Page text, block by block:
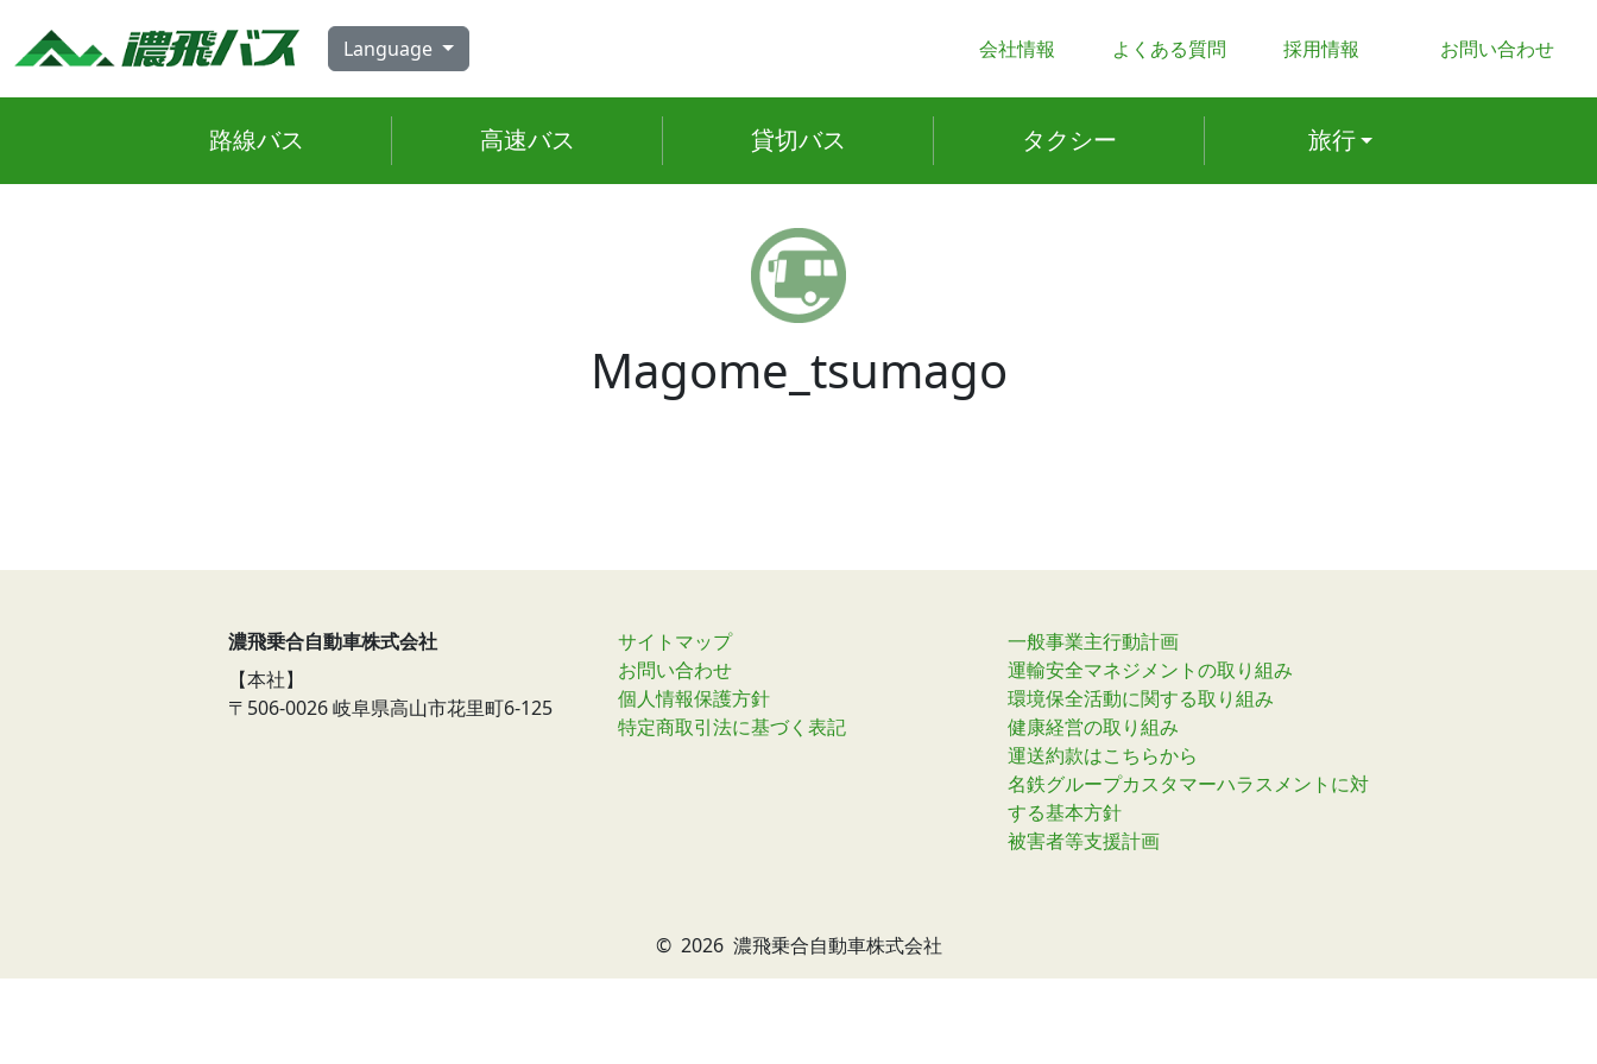
content
Language 会社情報 よくある質問 採用情報 お問い合わせ
路線バス 高速バス 貸切バス タクシー 旅行
Magome_tsumago
濃飛乗合自動車株式会社
【本社】
〒506-0026岐阜県高山市花里町6-125
サイトマップ
お問い合わせ
個人情報保護方針
特定商取引法に基づく表記
一般事業主行動計画
運輸安全マネジメントの取り組み
環境保全活動に関する取り組み
健康経営の取り組み
運送約款はこちらから
名鉄グループカスタマーハラスメントに対
する基本方針
被害者等支援計画
© 2026 濃飛乗合自動車株式会社